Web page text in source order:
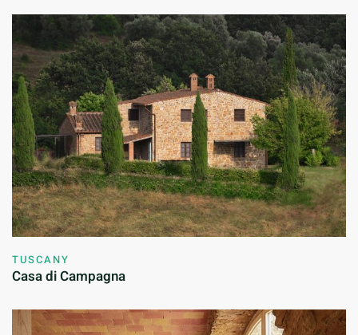
TUSCANY
Casa di Campagna